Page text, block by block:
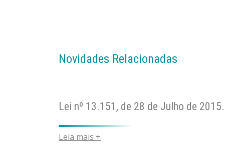
Novidades Relacionadas
Lei nº 13.151, de 28 de Julho de 2015.
Leia mais +